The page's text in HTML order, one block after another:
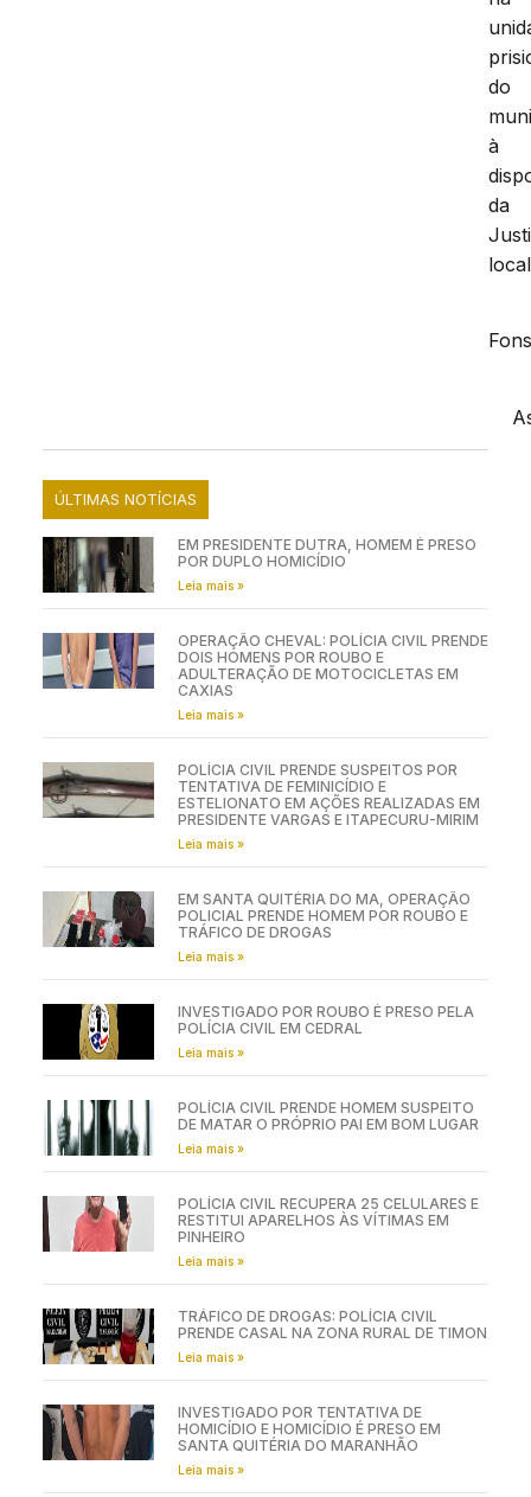
do
à
da
ÚLTIMAS NOTÍCIAS
EM PRESIDENTE DUTRA, HOMEM É PRESO
POR DUPLO HOMICÍDIO
Leia mais »
OPERAÇÃO CHEVAL: POLÍCIA CIVIL PRENDE
DOIS HOMENS POR ROUBO E
ADULTERAÇÃO DE MOTOCICLETAS EM
CAXIAS
Leia mais »
POLÍCIA CIVIL PRENDE SUSPEITOS POR
TENTATIVA DE FEMINICÍDIO E
ESTELIONATO EM AÇÕES REALIZADAS EM
PRESIDENTE VARGAS E ITAPECURU-MIRIM
Leia mais »
EM SANTA QUITÉRIA DO MA, OPERAÇÃO
POLICIAL PRENDE HOMEM POR ROUBO E
TRÁFICO DE DROGAS
Leia mais »
INVESTIGADO POR ROUBO É PRESO PELA
POLÍCIA CIVIL EM CEDRAL
Leia mais »
POLÍCIA CIVIL PRENDE HOMEM SUSPEITO
DE MATAR O PRÓPRIO PAI EM BOM LUGAR
Leia mais »
POLÍCIA CIVIL RECUPERA 25 CELULARES E
RESTITUI APARELHOS ÀS VÍTIMAS EM
PINHEIRO
Leia mais »
TRÁFICO DE DROGAS: POLÍCIA CIVIL
PRENDE CASAL NA ZONA RURAL DE TIMON
Leia mais »
INVESTIGADO POR TENTATIVA DE
HOMICÍDIO E HOMICÍDIO É PRESO EM
SANTA QUITÉRIA DO MARANHÃO
Leia mais »